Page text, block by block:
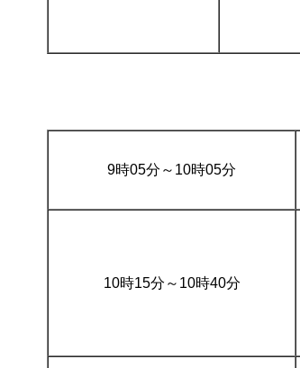
9時05分～10時05分
10時15分～10時40分